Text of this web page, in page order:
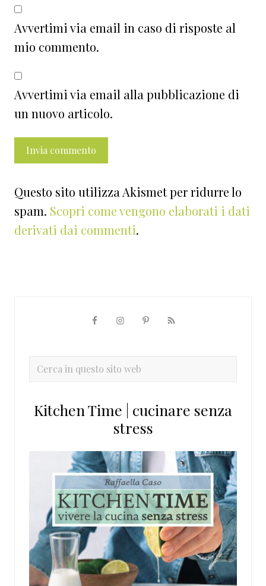
Avvertimi via email in caso di risposte al
mio commento.
Avvertimi via email alla pubblicazione di
un nuovo articolo.
Questo sito utilizza Akismet per ridurre lo
spam. Scopri come vengono elaborati i dati
derivati dai commenti.
primaria
Cerca
sito
Kitchen Time | cucinare senza
stress